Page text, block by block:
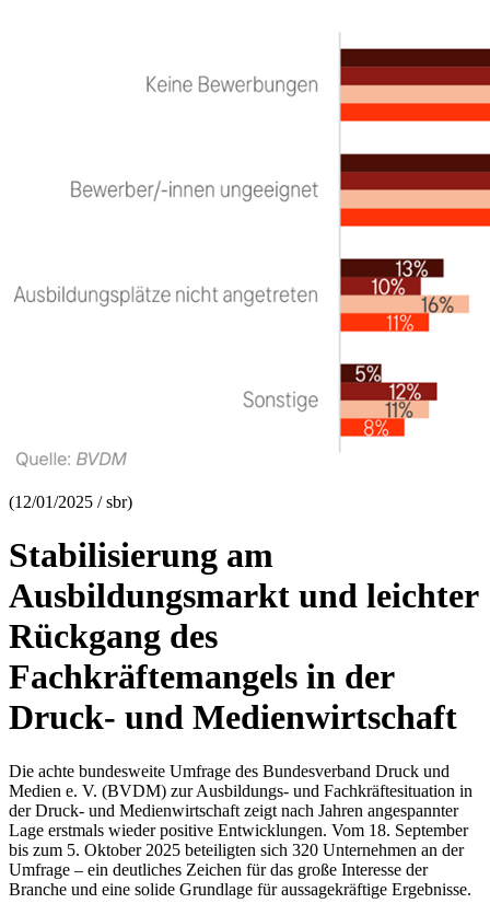
(12/01/2025 / sbr)
Stabilisierung am
Ausbildungsmarkt und leichter
Rückgang des
Fachkräftemangels in der
Druck- und Medienwirtschaft
Die achte bundesweite Umfrage des Bundesverband Druck und
Medien e. V. (BVDM) zur Ausbildungs- und Fachkräftesituation in
der Druck- und Medienwirtschaft zeigt nach Jahren angespannter
Lage erstmals wieder positive Entwicklungen. Vom 18. September
bis zum 5. Oktober 2025 beteiligten sich 320 Unternehmen an der
Umfrage – ein deutliches Zeichen für das große Interesse der
Branche und eine solide Grundlage für aussagekräftige Ergebnisse.